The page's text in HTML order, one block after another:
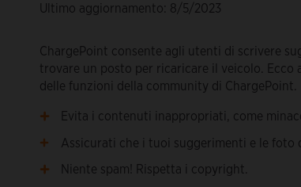
Ultimo aggiornamento: 8/5/2023
ChargePoint consente agli utenti di scrivere
trovare un posto per ricaricare il veicolo.
delle funzioni della community di ChargePoint.
Evita i contenuti inappropriati, come
Assicurati che i tuoi suggerimenti e le foto
Niente spam! Rispetta i copyright.